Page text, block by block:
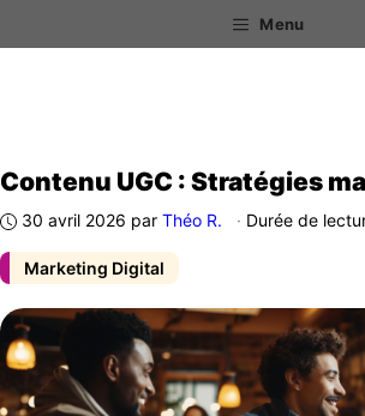
au
Menu
Marketing Digital
Contenu UGC : Stratégies
30 avril 2026 par Théo R. · Durée de